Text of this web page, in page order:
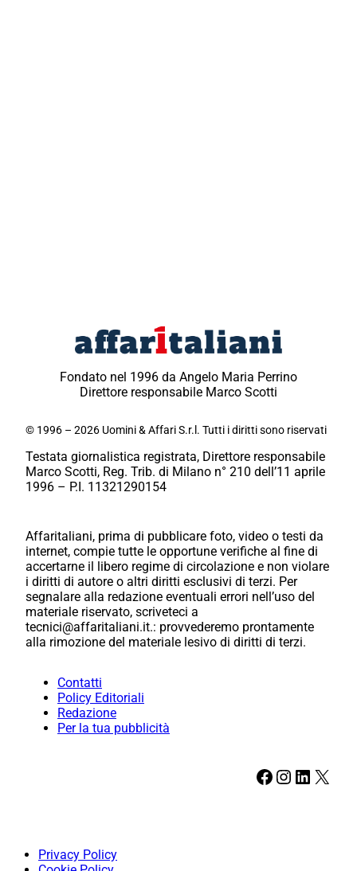
Fondato nel 1996 da Angelo Maria Perrino
Direttore responsabile Marco Scotti
© 1996 – 2026 Uomini & Affari S.r.l. Tutti i diritti sono riservati
Testata giornalistica registrata, Direttore responsabile
Marco Scotti, Reg. Trib. di Milano n° 210 dell’11 aprile
1996 – P.I. 11321290154
Affaritaliani, prima di pubblicare foto, video o testi da
internet, compie tutte le opportune verifiche al fine di
accertarne il libero regime di circolazione e non violare
i diritti di autore o altri diritti esclusivi di terzi. Per
segnalare alla redazione eventuali errori nell’uso del
materiale riservato, scriveteci a
tecnici@affaritaliani.it.: provvederemo prontamente
alla rimozione del materiale lesivo di diritti di terzi.
Contatti
Policy Editoriali
Redazione
Per la tua pubblicità
Facebook Instagram LinkedIn X
Privacy Policy